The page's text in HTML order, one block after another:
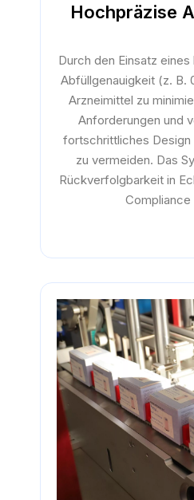
Hochpräzise
Durch den Einsatz
Abfüllgenauigkeit (z. B.
Arzneimittel zu
Anforderungen und
fortschrittliches Design
zu vermeiden. Das
Rückverfolgbarkeit in
Compliance